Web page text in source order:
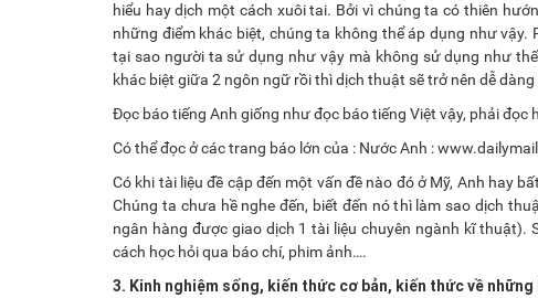
hiểu hay dịch một cách xuôi tai. Bởi vì chúng ta có thiên
những điểm khác biệt, chúng ta không thể áp dụng như
tại sao người ta sử dụng như vậy mà không sử dụng như
khác biệt giữa 2 ngôn ngữ rồi thì dịch thuật sẽ trở nên dễ dàng
Đọc báo tiếng Anh giống như đọc báo tiếng Việt vậy, phải đọc
Có thể đọc ở các trang báo lớn của : Nước Anh :
Có khi tài liệu đề cập đến một vấn đề nào đó ở Mỹ, Anh hay
Chúng ta chưa hề nghe đến, biết đến nó thì làm sao dịch
ngân hàng được giao dịch 1 tài liệu chuyên ngành kĩ thuật).
cách học hỏi qua báo chí, phim ảnh….
3. Kinh nghiệm sống, kiến thức cơ bản, kiến thức về